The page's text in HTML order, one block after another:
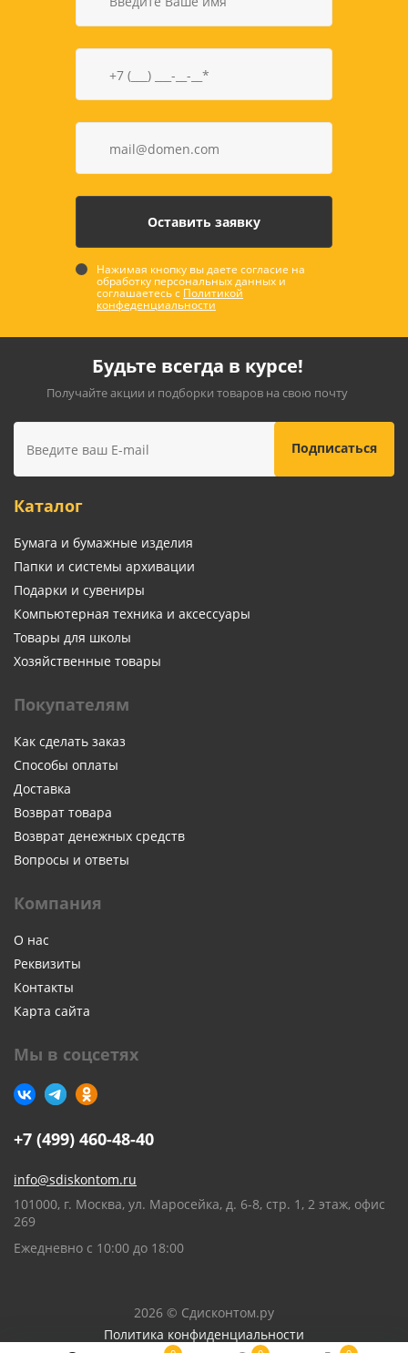
Нажимая кнопку вы даете согласие на
обработку персональных данных и
соглашаетесь с Политикой
конфеденциальности
Будьте всегда в курсе!
Получайте акции и подборки товаров на свою почту
Каталог
Бумага и бумажные изделия
Папки и системы архивации
Подарки и сувениры
Компьютерная техника и аксессуары
Товары для школы
Хозяйственные товары
Покупателям
Как сделать заказ
Способы оплаты
Доставка
Возврат товара
Возврат денежных средств
Вопросы и ответы
Компания
О нас
Реквизиты
Контакты
Карта сайта
Мы в соцсетях
+7 (499) 460-48-40
info@sdiskontom.ru
101000, г. Москва, ул. Маросейка, д. 6-8, стр. 1, 2 этаж, офис
269
Ежедневно с 10:00 до 18:00
2026 © Сдисконтом.ру
Политика конфиденциальности